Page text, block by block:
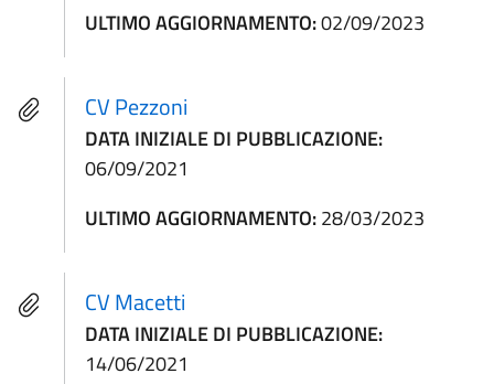
ULTIMO AGGIORNAMENTO:02/09/2023
CV Pezzoni
DATA INIZIALE DI PUBBLICAZIONE:
06/09/2021
ULTIMO AGGIORNAMENTO:28/03/2023
CV Macetti
DATA INIZIALE DI PUBBLICAZIONE:
14/06/2021